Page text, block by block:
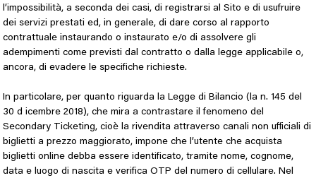
l’impossibilità, a seconda dei casi, di registrarsi al Sito e di usufruire
dei servizi prestati ed, in generale, di dare corso al rapporto
contrattuale instaurando o instaurato e/o di assolvere gli
adempimenti come previsti dal contratto o dalla legge applicabile o,
ancora, di evadere le specifiche richieste.
In particolare, per quanto riguarda la Legge di Bilancio (la n. 145 del
30 d icembre 2018), che mira a contrastare il fenomeno del
Secondary Ticketing, cioè la rivendita attraverso canali non ufficiali di
biglietti a prezzo maggiorato, impone che l’utente che acquista
biglietti online debba essere identificato, tramite nome, cognome,
data e luogo di nascita e verifica OTP del numero di cellulare. Nel